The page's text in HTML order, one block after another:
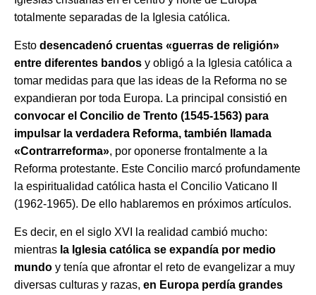
totalmente separadas de la Iglesia católica.
Esto desencadenó cruentas «guerras de religión»
entre diferentes bandos y obligó a la Iglesia católica a
tomar medidas para que las ideas de la Reforma no se
expandieran por toda Europa. La principal consistió en
convocar el Concilio de Trento (1545-1563) para
impulsar la verdadera Reforma, también llamada
«Contrarreforma», por oponerse frontalmente a la
Reforma protestante. Este Concilio marcó profundamente
la espiritualidad católica hasta el Concilio Vaticano II
(1962-1965). De ello hablaremos en próximos artículos.
Es decir, en el siglo XVI la realidad cambió mucho:
mientras la Iglesia católica se expandía por medio
mundo y tenía que afrontar el reto de evangelizar a muy
diversas culturas y razas, en Europa perdía grandes